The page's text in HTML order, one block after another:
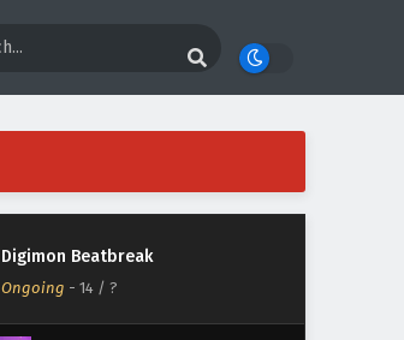
Digimon Beatbreak
Ongoing - 14 / ?
Digimon Beatbreak Episodio 17
Eps 17 - April 30, 2026
Digimon Beatbreak Episodio 16
Sub Español
Eps 16 - April 30, 2026